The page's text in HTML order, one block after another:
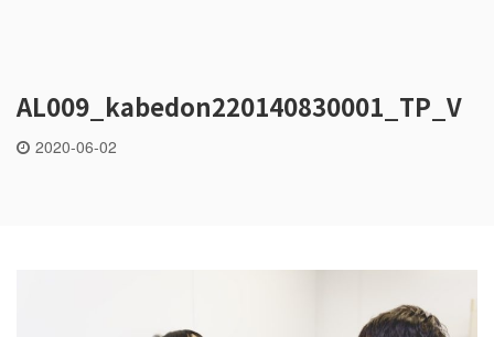
AL009_kabedon220140830001_TP_V
2020-06-02